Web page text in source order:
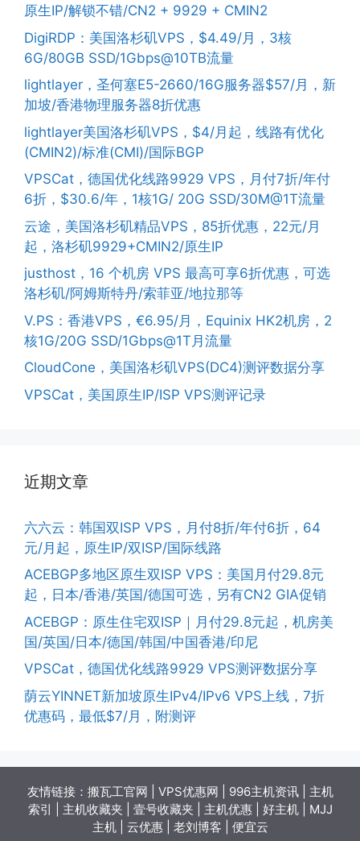
原生IP/解锁不错/CN2 + 9929 + CMIN2
DigiRDP：美国洛杉矶VPS，$4.49/月，3核
6G/80GB SSD/1Gbps@10TB流量
lightlayer，圣何塞E5-2660/16G服务器$57/月，新
加坡/香港物理服务器8折优惠
lightlayer美国洛杉矶VPS，$4/月起，线路有优化
(CMIN2)/标准(CMI)/国际BGP
VPSCat，德国优化线路9929 VPS，月付7折/年付
6折，$30.6/年，1核1G/ 20G SSD/30M@1T流量
云途，美国洛杉矶精品VPS，85折优惠，22元/月
起，洛杉矶9929+CMIN2/原生IP
justhost，16 个机房 VPS 最高可享6折优惠，可选
洛杉矶/阿姆斯特丹/索菲亚/地拉那等
V.PS：香港VPS，€6.95/月，Equinix HK2机房，2
核1G/20G SSD/1Gbps@1T月流量
CloudCone，美国洛杉矶VPS(DC4)测评数据分享
VPSCat，美国原生IP/ISP VPS测评记录
近期文章
六六云：韩国双ISP VPS，月付8折/年付6折，64
元/月起，原生IP/双ISP/国际线路
ACEBGP多地区原生双ISP VPS：美国月付29.8元
起，日本/香港/英国/德国可选，另有CN2 GIA促销
ACEBGP：原生住宅双ISP｜月付29.8元起，机房美
国/英国/日本/德国/韩国/中国香港/印尼
VPSCat，德国优化线路9929 VPS测评数据分享
荫云YINNET新加坡原生IPv4/IPv6 VPS上线，7折
优惠码，最低$7/月，附测评
友情链接： 搬瓦工官网 VPS优惠网 996主机资讯| 主机
索引
主机收藏夹 壹号收藏夹 主机优惠| 好主机| MJJ
主机| 云优惠| 老刘博客 便宜云